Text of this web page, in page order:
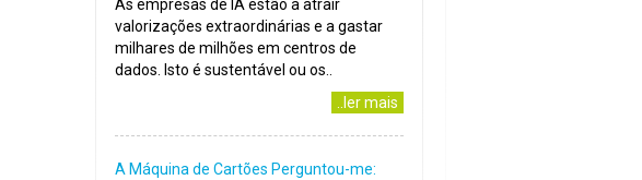
As empresas de IA estão a atrair
valorizações extraordinárias e a gastar
milhares de milhões em centros de
dados. Isto é sustentável ou os..
..ler mais
A Máquina de Cartões Perguntou-me: